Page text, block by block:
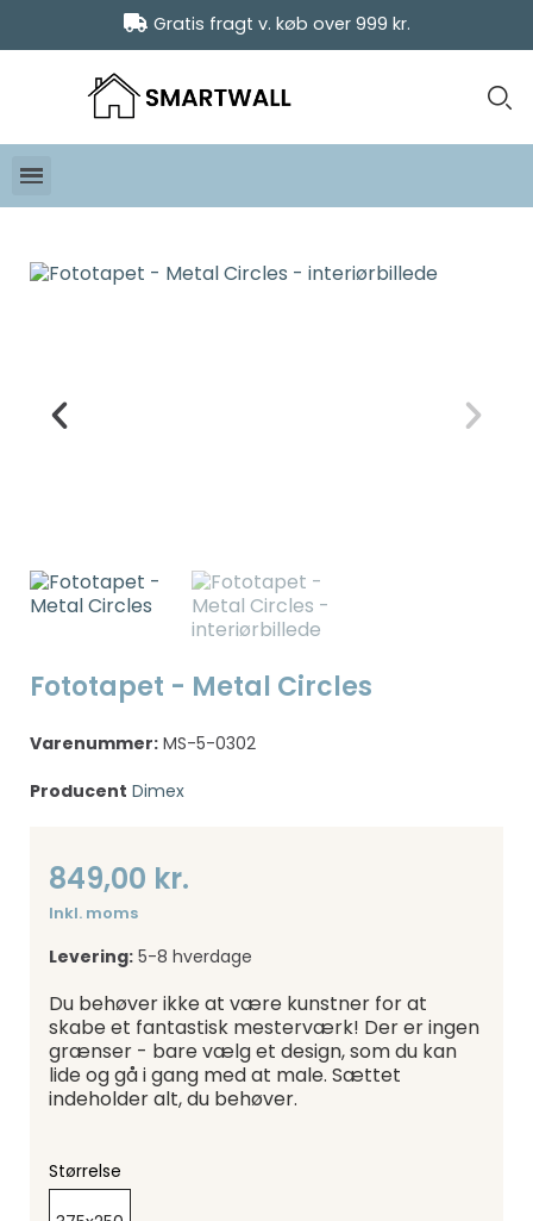
Gratis fragt v. køb over 999 kr.
Fototapet - Metal Circles
Varenummer: MS-5-0302
Producent Dimex
849,00 kr.
Inkl. moms
Levering: 5-8 hverdage
Du behøver ikke at være kunstner for at
skabe et fantastisk mesterværk! Der er ingen
grænser - bare vælg et design, som du kan
lide og gå i gang med at male. Sættet
indeholder alt, du behøver.
Størrelse